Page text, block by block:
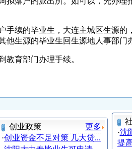
续的毕业生，大连主城区生源的
他生源的毕业生回生源地人事部门
育部门办理手续。
创业政策
更多
·创业资金不足对策 几大贷...
·沈
提